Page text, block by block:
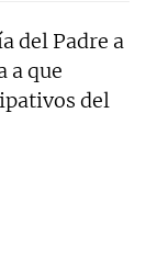
del Padre a
a que
del